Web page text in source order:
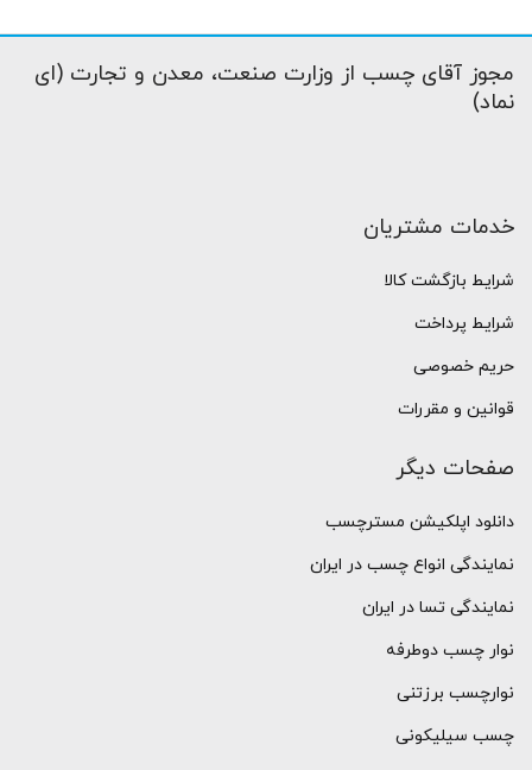
مجوز آقای چسب از وزارت صنعت، معدن و تجارت (ای
نماد)
خدمات مشتریان
شرایط بازگشت کالا
شرایط پرداخت
حریم خصوصی
قوانین و مقررات
صفحات دیگر
دانلود اپلکیشن مسترچسب
نمایندگی انواع چسب در ایران
نمایندگی تسا در ایران
نوار چسب دوطرفه
نوارچسب برزتنی
چسب سیلیکونی